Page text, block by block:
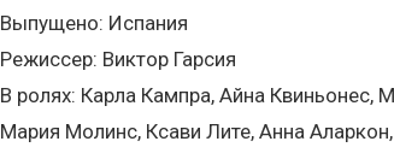
Выпущено: Испания
Режиссер: Виктор Гарсия
В ролях: Карла Кампра, Айна
Мария Молинс, Ксави Лите, Анна